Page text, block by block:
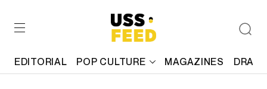
EDITORIAL POP CULTURE MAGAZINES